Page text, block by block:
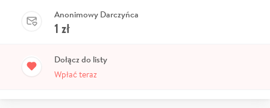
Anonimowy Darczyńca
1 zł
Dołącz do listy
Wpłać teraz